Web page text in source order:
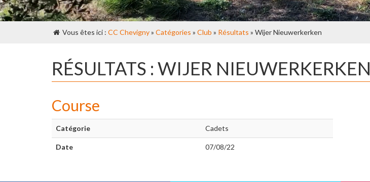
Vous êtes ici : CC Chevigny» Catégories » Club » Résultats » Wijer Nieuwerkerken
RÉSULTATS : WIJER NIEUWERKERKEN
Course
Catégorie Cadets
Date 07/08/22